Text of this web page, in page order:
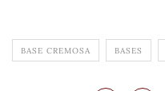
BASE CREMOSA BASES